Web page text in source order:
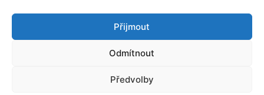
Přijmout
Odmítnout
Předvolby